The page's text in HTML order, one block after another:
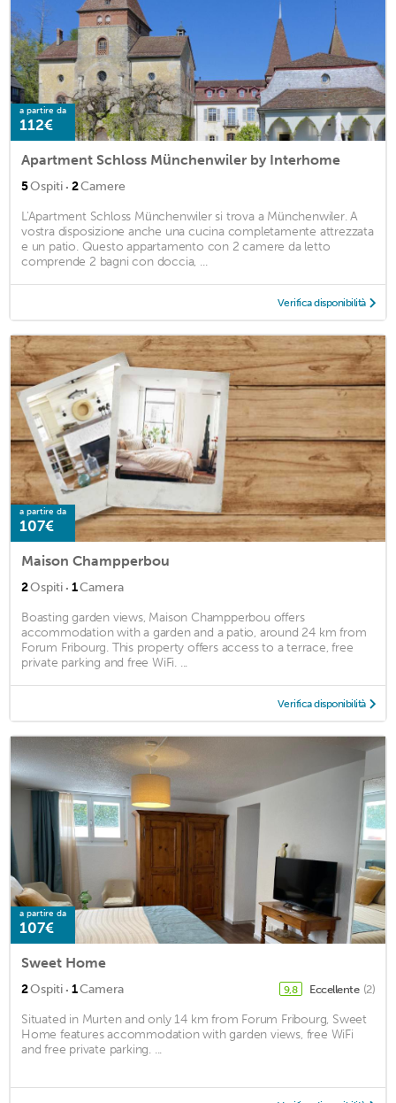
a partire da
112€
Apartment Schloss Münchenwiler by Interhome
5Ospiti · 2Camere
L'Apartment Schloss Münchenwiler si trova a Münchenwiler. A
vostra disposizione anche una cucina completamente attrezzata
e un patio. Questo appartamento con 2 camere da letto
comprende 2 bagni con doccia, ...
Verifica disponibilità
a partire da
107€
Maison Champperbou
2Ospiti · 1Camera
Boasting garden views, Maison Champperbou offers
accommodation with a garden and a patio, around 24 km from
Forum Fribourg. This property offers access to a terrace, free
private parking and free WiFi. ...
Verifica disponibilità
a partire da
107€
Sweet Home
2Ospiti · 1Camera 9,8 Eccellente (2)
Situated in Murten and only 14 km from Forum Fribourg, Sweet
Home features accommodation with garden views, free WiFi
and free private parking. ...